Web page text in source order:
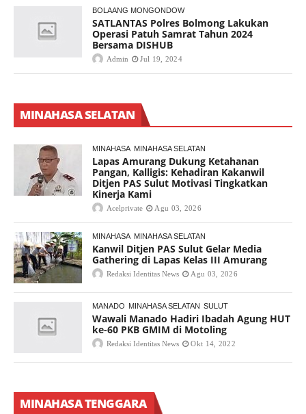
BOLAANG MONGONDOW
SATLANTAS Polres Bolmong Lakukan
Operasi Patuh Samrat Tahun 2024
Bersama DISHUB
Admin Jul 19, 2024
MINAHASA SELATAN
MINAHASA MINAHASA SELATAN
Lapas Amurang Dukung Ketahanan
Pangan, Kalligis: Kehadiran Kakanwil
Ditjen PAS Sulut Motivasi Tingkatkan
Kinerja Kami
Acelprivate Agu 03, 2026
MINAHASA MINAHASA SELATAN
Kanwil Ditjen PAS Sulut Gelar Media
Gathering di Lapas Kelas III Amurang
Redaksi Identitas News Agu 03, 2026
MANADO MINAHASA SELATAN SULUT
Wawali Manado Hadiri Ibadah Agung HUT
ke-60 PKB GMIM di Motoling
Redaksi Identitas News Okt 14, 2022
MINAHASA TENGGARA